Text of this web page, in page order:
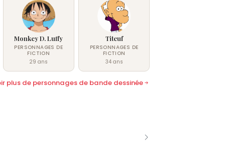
Monkey D. Luffy
PERSONNAGES DE
FICTION
29 ans
Titeuf
PERSONNAGES DE
FICTION
34 ans
plus de personnages de bande dessinée